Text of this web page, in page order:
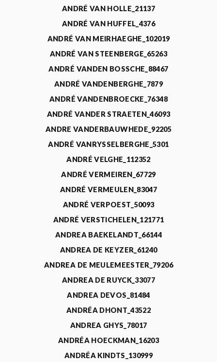
ANDRÉ VAN HOLLE_21137
ANDRÉ VAN HUFFEL_4376
ANDRÉ VAN MEIRHAEGHE_102019
ANDRÉ VAN STEENBERGE_65263
ANDRÉ VANDEN BOSSCHE_88467
ANDRÉ VANDENBERGHE_7879
ANDRÉ VANDENBROECKE_76348
ANDRÉ VANDER STRAETEN_46093
ANDRE VANDERBAUWHEDE_92205
ANDRÉ VANRYSSELBERGHE_5301
ANDRÉ VELGHE_112352
ANDRÉ VERMEIREN_67729
ANDRÉ VERMEULEN_83047
ANDRÉ VERPOEST_50093
ANDRÉ VERSTICHELEN_121771
ANDREA BAEKELANDT_66144
ANDREA DE KEYZER_61240
ANDREA DE MEULEMEESTER_79206
ANDREA DE RUYCK_33077
ANDREA DEVOS_81484
ANDRÉA DHONT_43522
ANDREA GHYS_78017
ANDRÉA HOECKMAN_16203
ANDRÉA KINDTS_130999